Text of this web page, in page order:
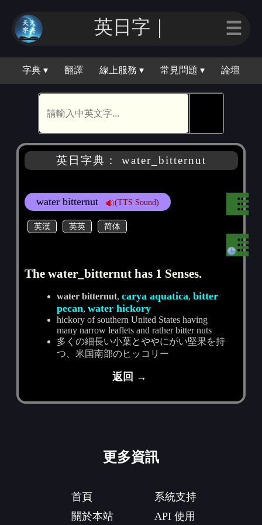
英日字｜ ☰
字典 ▾ 翻譯 線上服務 ▾ 常見問題 ▾ 論壇
英日字典： water_bitternut
water bitternut (TTS Sound)
英漢 英英 简体
The water_bitternut has 1 Senses.
water bitternut,carya aquatica,bitter
pecan,water hickory
hickory of southern United States having
many narrow leaflets and rather bitter nuts
多くの細長い小葉とややにがい堅果を持
つ、米国南部のヒッコリー
返回 →
更多資訊
首頁
關於本站
系統支持
API 使用